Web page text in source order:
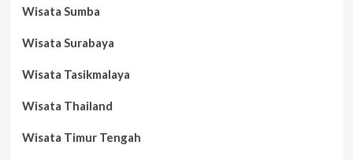
Wisata Sumba
Wisata Surabaya
Wisata Tasikmalaya
Wisata Thailand
Wisata Timur Tengah